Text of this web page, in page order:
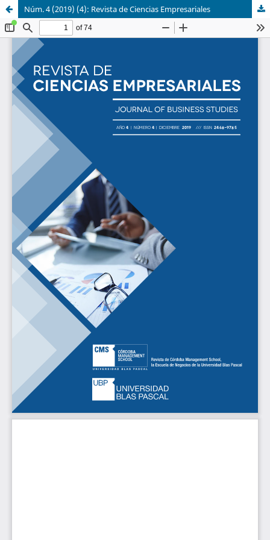
Núm. 4 (2019) (4): Revista de Ciencias Empresariales